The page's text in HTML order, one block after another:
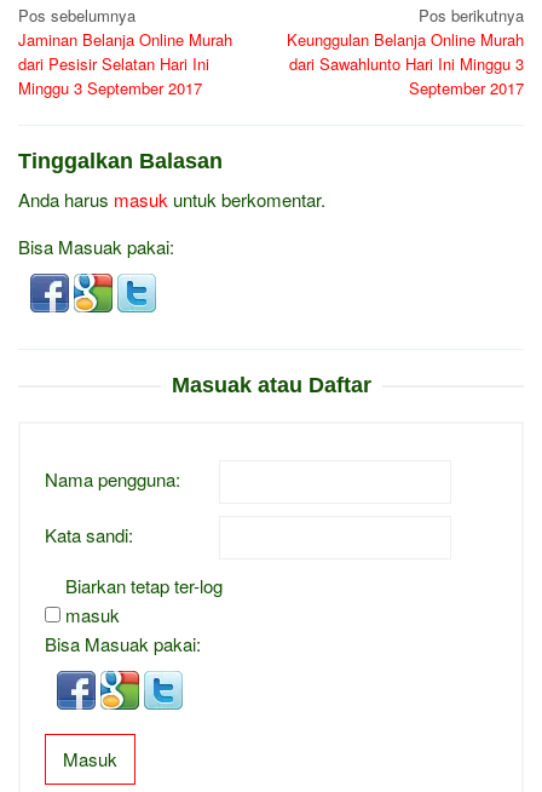
Navigasi
pos
Pos sebelumnya
Jaminan Belanja Online Murah
dari Pesisir Selatan Hari Ini
Minggu 3 September 2017
Pos berikutnya
Keunggulan Belanja Online Murah
dari Sawahlunto Hari Ini Minggu 3
September 2017
Tinggalkan Balasan
Anda harus masuk untuk berkomentar.
Bisa Masuak pakai:
Masuak atau Daftar
Nama pengguna:
Kata sandi:
Biarkan tetap ter-log
masuk
Bisa Masuak pakai:
Masuk